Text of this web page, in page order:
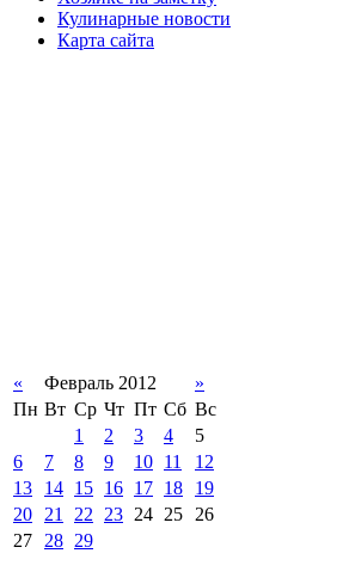
Кулинарные новости
Карта сайта
« Февраль 2012
»
Пн Вт Ср Чт Пт Сб Вс
1
2 3 4
5
6
7 8 9 10 11
12
13
14 15 16 17 18
19
20 21 22 23 24 25 26
27 28 29